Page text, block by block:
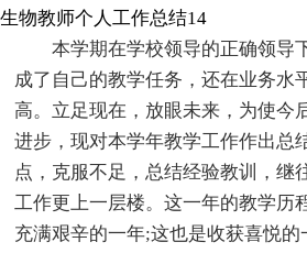
生物教师个人工作总结14
本学期在学校领导的正确领导
成了自己的教学任务，还在业务水
高。立足现在，放眼未来，为使今
进步，现对本学年教学工作作出总
点，克服不足，总结经验教训，继
工作更上一层楼。这一年的教学历
充满艰辛的一年;这也是收获喜悦的